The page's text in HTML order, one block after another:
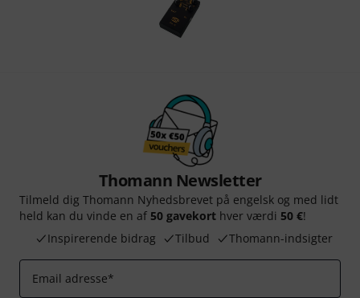
Thomann Newsletter
Tilmeld dig Thomann Nyhedsbrevet på engelsk og med lidt
held kan du vinde en af 50 gavekort hver værdi 50 €!
Inspirerende bidrag
Tilbud Thomann-indsigter
Email adresse*